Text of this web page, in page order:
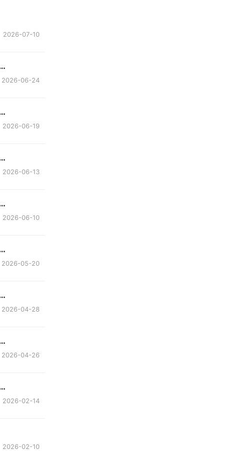
2026-07-10
2026-06-24
2026-06-19
2026-06-13
2026-06-10
2026-05-20
2026-04-28
2026-04-26
2026-02-14
2026-02-10